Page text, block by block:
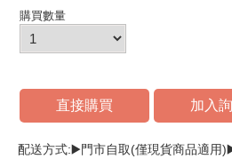
購買數量
直接購買 加入
配送方式:▶️門市自取(僅現貨商品適用